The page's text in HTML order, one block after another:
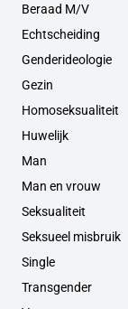
Beraad M/V
Echtscheiding
Genderideologie
Gezin
Homoseksualiteit
Huwelijk
Man
Man en vrouw
Seksualiteit
Seksueel misbruik
Single
Transgender